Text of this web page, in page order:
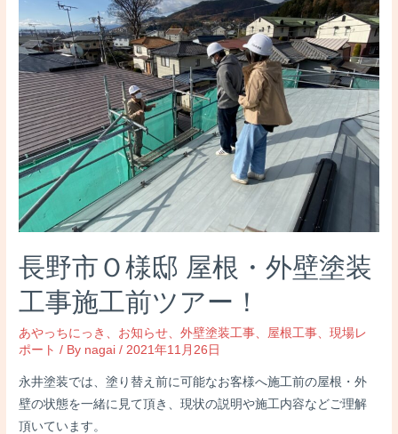
長野市Ｏ様邸 屋根・外壁塗装
工事施工前ツアー！
あやっちにっき 、 お知らせ、外壁塗装工事、 屋根工事、現場レ
ポート / By nagai /2021年11月26日
永井塗装では、塗り替え前に可能なお客様へ施工前の屋根・外
壁の状態を一緒に見て頂き、現状の説明や施工内容などご理解
頂いています。